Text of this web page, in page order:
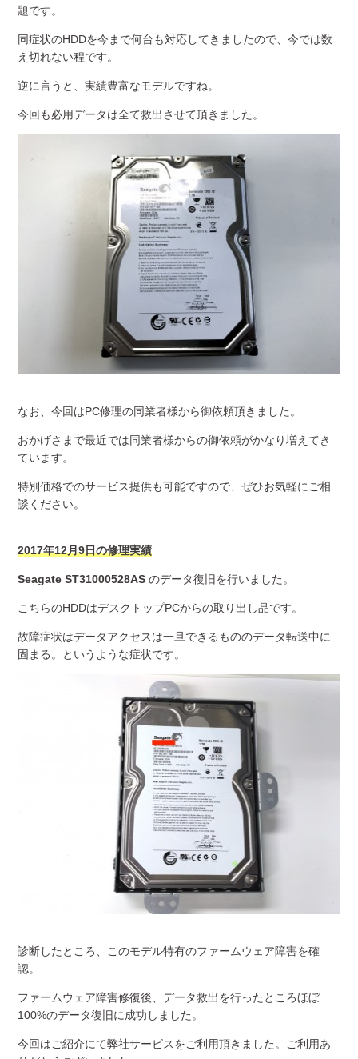
題です。
同症状のHDDを今まで何台も対応してきましたので、今では数
え切れない程です。
逆に言うと、実績豊富なモデルですね。
今回も必用データは全て救出させて頂きました。
なお、今回はPC修理の同業者様から御依頼頂きました。
おかげさまで最近では同業者様からの御依頼がかなり増えてき
ています。
特別価格でのサービス提供も可能ですので、ぜひお気軽にご相
談ください。
2017年12月9日の修理実績
Seagate ST31000528AS のデータ復旧を行いました。
こちらのHDDはデスクトップPCからの取り出し品です。
故障症状はデータアクセスは一旦できるもののデータ転送中に
固まる。というような症状です。
診断したところ、このモデル特有のファームウェア障害を確
認。
ファームウェア障害修復後、データ救出を行ったところほぼ
100%のデータ復旧に成功しました。
今回はご紹介にて弊社サービスをご利用頂きました。ご利用あ